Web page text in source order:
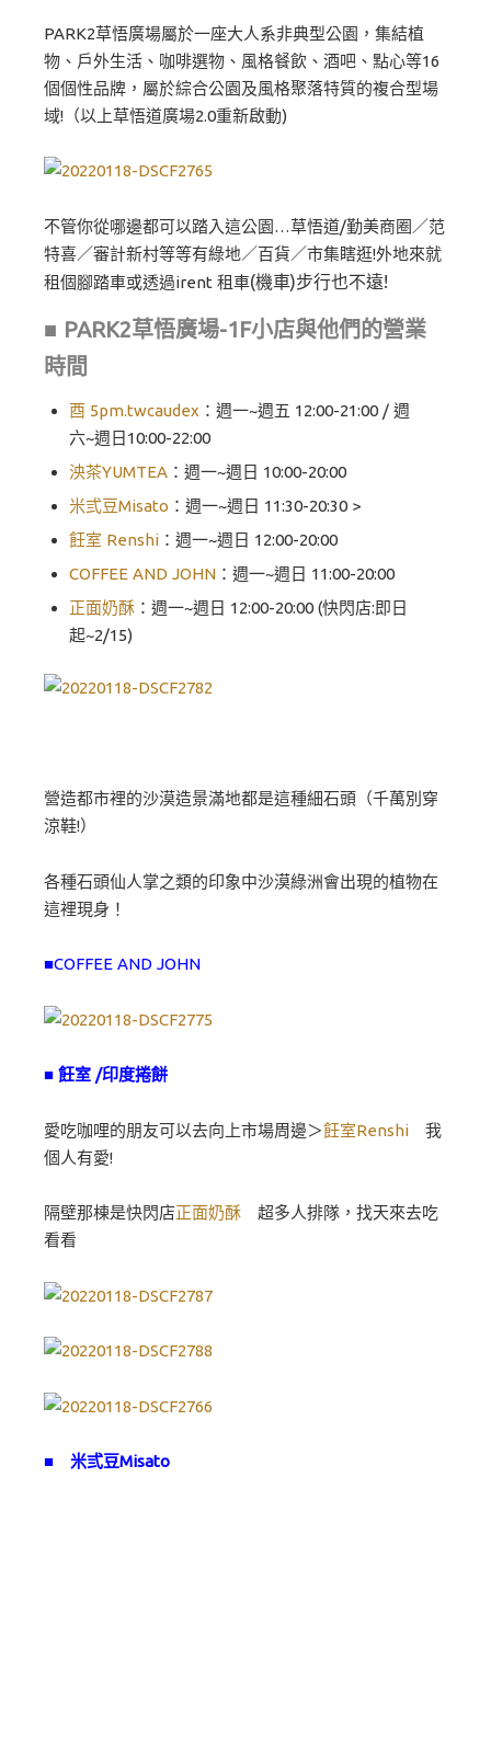
PARK2草悟廣場屬於一座大人系非典型公園，集結植
物、戶外生活、咖啡選物、風格餐飲、酒吧、點心等16
個個性品牌，屬於綜合公園及風格聚落特質的複合型場
域!（以上草悟道廣場2.0重新啟動)
不管你從哪邊都可以踏入這公園…草悟道/勤美商圈／范
特喜／審計新村等等有綠地／百貨／市集瞎逛!外地來就
租個腳踏車或透過irent 租車(機車)步行也不遠!
■ PARK2草悟廣場-1F小店與他們的營業
時間
酉 5pm.twcaudex ：週一~週五 12:00-21:00 / 週
六~週日10:00-22:00
泱茶YUMTEA：週一~週日 10:00-20:00
米弎豆Misato ：週一~週日 11:30-20:30 >
飪室 Renshi：週一~週日 12:00-20:00
COFFEE AND JOHN：週一~週日 11:00-20:00
正面奶酥：週一~週日 12:00-20:00 (快閃店:即日
起~2/15)
營造都市裡的沙漠造景滿地都是這種細石頭（千萬別穿
涼鞋!）
各種石頭仙人掌之類的印象中沙漠綠洲會出現的植物在
這裡現身！
■COFFEE AND JOHN
■ 飪室 /印度捲餅
愛吃咖哩的朋友可以去向上市場周邊＞飪室Renshi 我
個人有愛!
隔壁那棟是快閃店正面奶酥 超多人排隊，找天來去吃
看看
■ 米弎豆Misato